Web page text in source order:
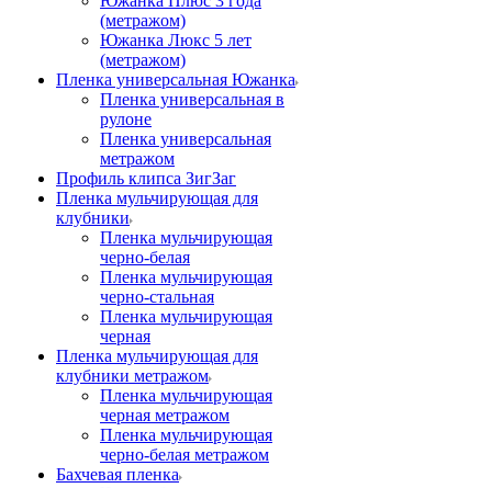
(метражом)
Южанка Люкс 5 лет
(метражом)
Пленка универсальная Южанка
Пленка универсальная в
рулоне
Пленка универсальная
метражом
Профиль клипса ЗигЗаг
Пленка мульчирующая для
клубники
Пленка мульчирующая
черно-белая
Пленка мульчирующая
черно-стальная
Пленка мульчирующая
черная
Пленка мульчирующая для
клубники метражом
Пленка мульчирующая
черная метражом
Пленка мульчирующая
черно-белая метражом
Бахчевая пленка